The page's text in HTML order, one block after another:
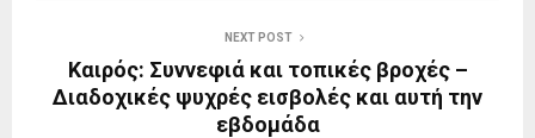
NEXT POST
Καιρός: Συννεφιά και τοπικές βροχές –
Διαδοχικές ψυχρές εισβολές και αυτή την
εβδομάδα